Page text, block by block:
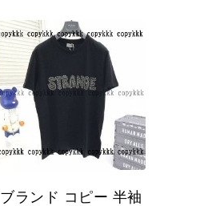
ブランド コピー 半袖